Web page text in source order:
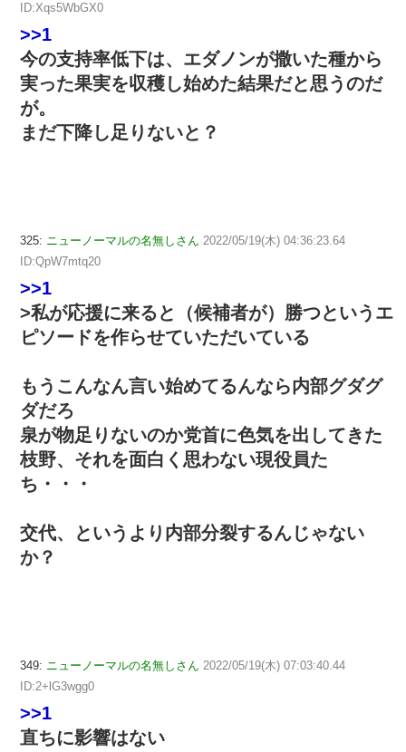
ID:Xqs5WbGX0
>>1
今の支持率低下は、エダノンが撒いた種から
実った果実を収穫し始めた結果だと思うのだ
が。
まだ下降し足りないと？
325: ニューノーマルの名無しさん 2022/05/19(木) 04:36:23.64
ID:QpW7mtq20
>>1
>私が応援に来ると（候補者が）勝つというエ
ピソードを作らせていただいている
もうこんなん言い始めてるんなら内部グダグ
ダだろ
泉が物足りないのか党首に色気を出してきた
枝野、それを面白く思わない現役員た
ち・・・
交代、というより内部分裂するんじゃない
か？
349: ニューノーマルの名無しさん 2022/05/19(木) 07:03:40.44
ID:2+lG3wgg0
>>1
直ちに影響はない